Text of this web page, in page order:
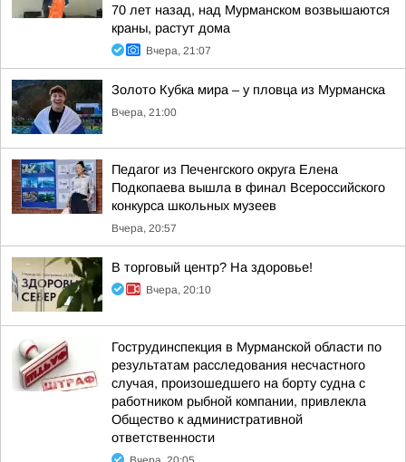
70 лет назад, над Мурманском возвышаются
краны, растут дома
Вчера, 21:07
Золото Кубка мира – у пловца из Мурманска
Вчера, 21:00
Педагог из Печенгского округа Елена
Подкопаева вышла в финал Всероссийского
конкурса школьных музеев
Вчера, 20:57
В торговый центр? На здоровье!
Вчера, 20:10
Гострудинспекция в Мурманской области по
результатам расследования несчастного
случая, произошедшего на борту судна с
работником рыбной компании, привлекла
Общество к административной
ответственности